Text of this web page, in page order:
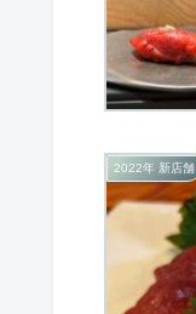
2022年 新店舗